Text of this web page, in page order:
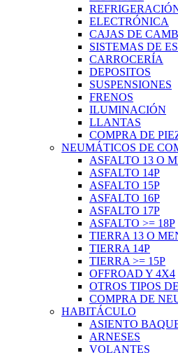
ELECTRÓNICA
CAJAS DE
SISTEMAS DE
CARROCERÍA
DEPOSITOS
SUSPENSIONES
FRENOS
ILUMINACIÓN
LLANTAS
COMPRA DE
NEUMÁTICOS DE
ASFALTO 13 O
ASFALTO 14P
ASFALTO 15P
ASFALTO 16P
ASFALTO 17P
ASFALTO >= 18P
TIERRA 13 O
TIERRA 14P
TIERRA >= 15P
OFFROAD Y 4X4
OTROS TIPOS
COMPRA DE
HABITÁCULO
ASIENTO
ARNESES
VOLANTES